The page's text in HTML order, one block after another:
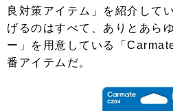
良対策アイテム」を紹介して
げるのはすべて、ありとあら
ー」を用意している「
番アイテムだ。